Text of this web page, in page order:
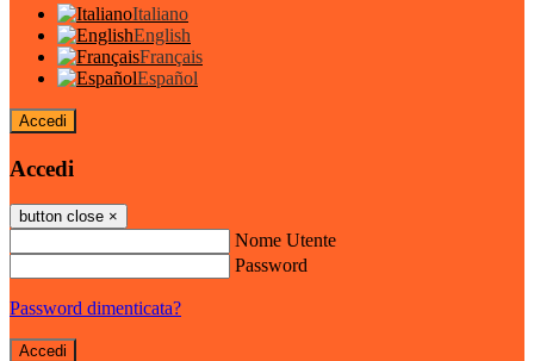
Italiano
English
Français
Español
Accedi
Accedi
button close ×
Nome Utente
Password
Password dimenticata?